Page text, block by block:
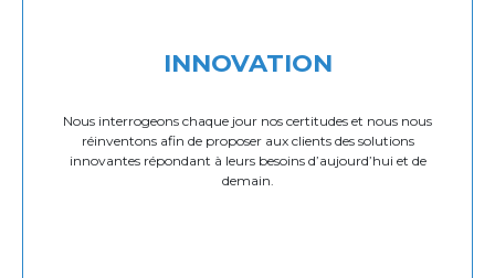
INNOVATION
Nous interrogeons chaque jour nos certitudes et nous nous
réinventons afin de proposer aux clients des solutions
innovantes répondant à leurs besoins d’aujourd’hui et de
demain.